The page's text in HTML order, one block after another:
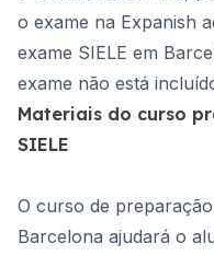
o exame na Expanish
exame SIELE em
exame não está
Materiais do curso
SIELE
O curso de
Barcelona ajudará o